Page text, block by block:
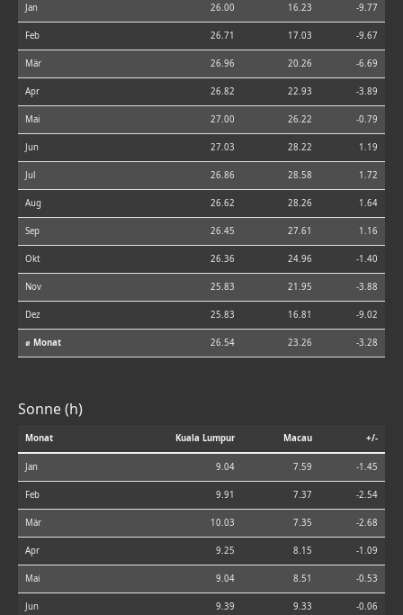
Jan 26.00 16.23 -9.77
Feb 26.71 17.03 -9.67
Mär 26.96 20.26 -6.69
Apr 26.82 22.93 -3.89
Mai 27.00 26.22 -0.79
Jun 27.03 28.22 1.19
Jul 26.86 28.58 1.72
Aug 26.62 28.26 1.64
Sep 26.45 27.61 1.16
Okt 26.36 24.96 -1.40
Nov 25.83 21.95 -3.88
Dez 25.83 16.81 -9.02
⌀ Monat 26.54 23.26 -3.28
Sonne (h)
Monat Kuala Lumpur Macau +/-
Jan 9.04 7.59 -1.45
Feb 9.91 7.37 -2.54
Mär 10.03 7.35 -2.68
Apr 9.25 8.15 -1.09
Mai 9.04 8.51 -0.53
Jun 9.39 9.33 -0.06